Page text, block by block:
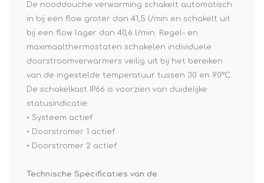
De nooddouche verwarming schakelt automatisch
in bij een flow groter dan 41,5 l/min en schakelt uit
bij een flow lager dan 40,6 l/min. Regel- en
maximaalthermostaten schakelen individuele
doorstroomverwarmers veilig uit bij het bereiken
van de ingestelde temperatuur tussen 30 en 90°C.
De schakelkast IP66 is voorzien van duidelijke
statusindicatie:
• Systeem actief
• Doorstromer 1 actief
• Doorstromer 2 actief
Technische Specificaties van de